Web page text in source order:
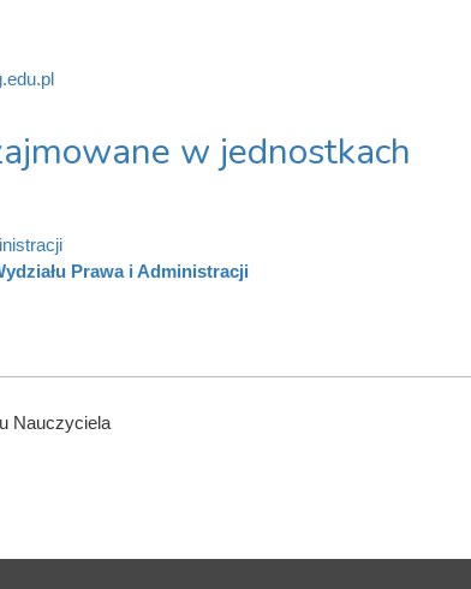
w jednostkach
Prawa i Administracji
Nauczyciela